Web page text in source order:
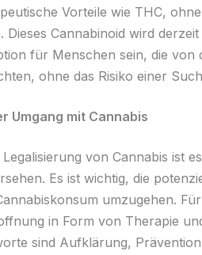
Vorteile wie THC,
Dieses Cannabinoid wird
für Menschen sein, die von
ohne das Risiko einer
Umgang mit Cannabis
von Cannabis ist
Es ist wichtig, die
umzugehen.
in Form von Therapie
sind Aufklärung,